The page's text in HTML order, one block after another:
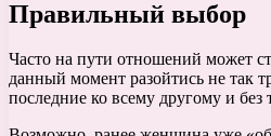
Правильный выбор
Часто на пути отношений может
данный момент разойтись не так
последние ко всему другому и без